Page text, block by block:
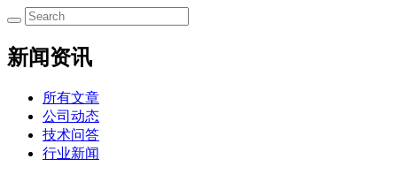
新闻资讯
所有文章
公司动态
技术问答
行业新闻